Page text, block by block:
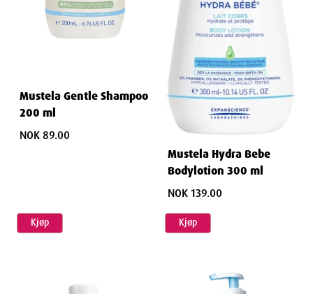
Mustela Gentle Shampoo
200 ml
NOK 89.00
Kjøp
Mustela Hydra Bebe
Bodylotion 300 ml
NOK 139.00
Kjøp